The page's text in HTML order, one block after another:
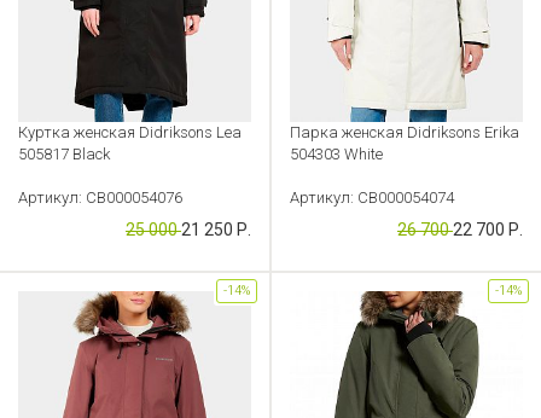
Куртка женская Didriksons Lea
505817 Black
Артикул: CB000054076
25 00021 250 Р.
Парка женская Didriksons Erika
504303 White
Артикул: CB000054074
26 70022 700 Р.
-14% -14%